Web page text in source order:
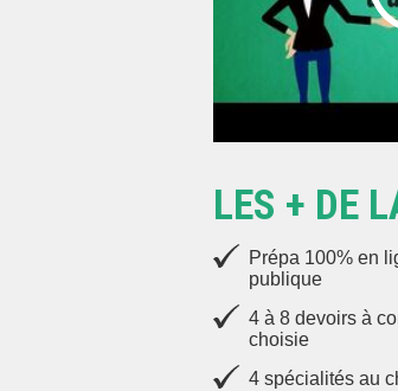
LES + DE
Prépa 100% en
publique
4 à 8 devoirs à
choisie
4 spécialités au